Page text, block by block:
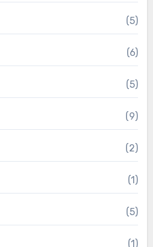
(5)
(6)
(5)
(9)
(2)
(1)
(5)
(1)